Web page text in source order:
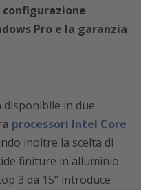
Pro e la garanzia
disponibile in due
processori Intel Core
inoltre la scelta di
finiture in alluminio
3 da 15’’ introduce